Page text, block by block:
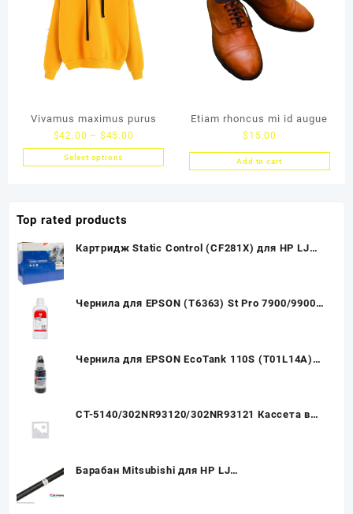
Vivamus maximus purus
$42.00 – $45.00
Select options
Etiam rhoncus mi id augue
$ 15.00
Add to cart
Top rated products
Картридж Static Control (CF281X) для HP LJ
Чернила для EPSON (T6363) St Pro 7900/9900
Чернила для EPSON EcoTank 110S (T01L14A)
CT-5140/302NR93120/302NR93121 Кассета в
Барабан Mitsubishi для HP LJ